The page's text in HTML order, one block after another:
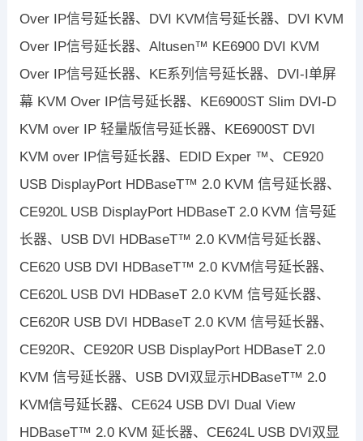
Over IP信号延长器、DVI KVM信号延长器、DVI KVM
Over IP信号延长器、Altusen™ KE6900 DVI KVM
Over IP信号延长器、KE系列信号延长器、DVI-I单屏
幕 KVM Over IP信号延长器、KE6900ST Slim DVI-D
KVM over IP 轻量版信号延长器、KE6900ST DVI
KVM over IP信号延长器、EDID Exper ™、CE920
USB DisplayPort HDBaseT™ 2.0 KVM 信号延长器、
CE920L USB DisplayPort HDBaseT 2.0 KVM 信号延
长器、USB DVI HDBaseT™ 2.0 KVM信号延长器、
CE620 USB DVI HDBaseT™ 2.0 KVM信号延长器、
CE620L USB DVI HDBaseT 2.0 KVM 信号延长器、
CE620R USB DVI HDBaseT 2.0 KVM 信号延长器、
CE920R、CE920R USB DisplayPort HDBaseT 2.0
KVM 信号延长器、USB DVI双显示HDBaseT™ 2.0
KVM信号延长器、CE624 USB DVI Dual View
HDBaseT™ 2.0 KVM 延长器、CE624L USB DVI双显